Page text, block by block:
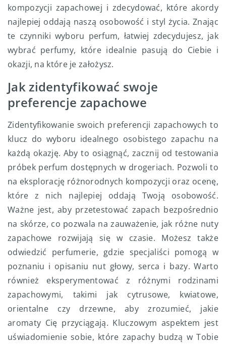
kompozycji zapachowej i zdecydować, które akordy
najlepiej oddają naszą osobowość i styl życia. Znając
te czynniki wyboru perfum, łatwiej zdecydujesz, jak
wybrać perfumy, które idealnie pasują do Ciebie i
okazji, na które je założysz.
Jak zidentyfikować swoje
preferencje zapachowe
Zidentyfikowanie swoich preferencji zapachowych to
klucz do wyboru idealnego osobistego zapachu na
każdą okazję. Aby to osiągnąć, zacznij od testowania
próbek perfum dostępnych w drogeriach. Pozwoli to
na eksplorację różnorodnych kompozycji oraz ocenę,
które z nich najlepiej oddają Twoją osobowość.
Ważne jest, aby przetestować zapach bezpośrednio
na skórze, co pozwala na zauważenie, jak różne nuty
zapachowe rozwijają się w czasie. Możesz także
odwiedzić perfumerie, gdzie specjaliści pomogą w
poznaniu i opisaniu nut głowy, serca i bazy. Warto
również eksperymentować z różnymi rodzinami
zapachowymi, takimi jak cytrusowe, kwiatowe,
orientalne czy drzewne, aby zrozumieć, jakie
aromaty Cię przyciągają. Kluczowym aspektem jest
uświadomienie sobie, które zapachy budzą w Tobie